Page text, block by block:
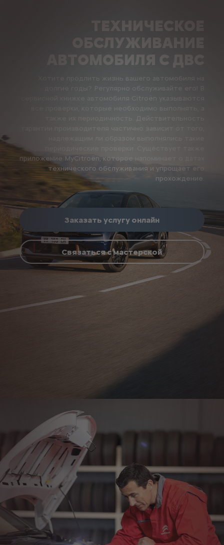
ТЕХНИЧЕСКОЕ
ОБСЛУЖИВАНИЕ
АВТОМОБИЛЯ С ДВС
Хотите продлить жизнь вашего автомобиля на
долгие годы? Регулярно обслуживайте его! В
сервисной книжке автомобиля Citroën указываются
все проверки, которые необходимо выполнять, а
приложение MyCitroën, которое напоминает о датах
технического обслуживания и упрощает его
прохождение.
Заказать услугу онлайн
Связаться с мастерской